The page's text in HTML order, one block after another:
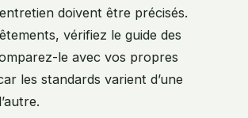
doivent être précisés.
vérifiez le guide des
le avec vos propres
les standards varient d’une